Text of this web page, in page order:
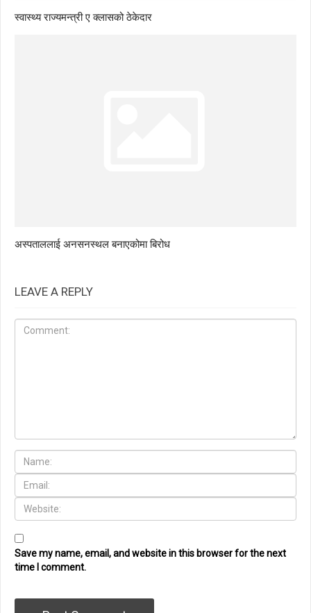
स्वास्थ्य राज्यमन्त्री ए क्लासको ठेकेदार
अस्पताललाई अनसनस्थल बनाएकोमा बिरोध
LEAVE A REPLY
Save my name, email, and website in this browser for the next
time I comment.